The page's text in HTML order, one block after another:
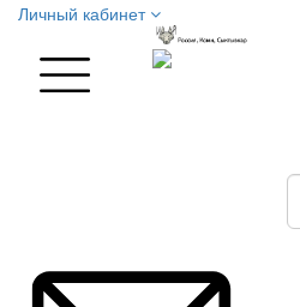
Личный кабинет